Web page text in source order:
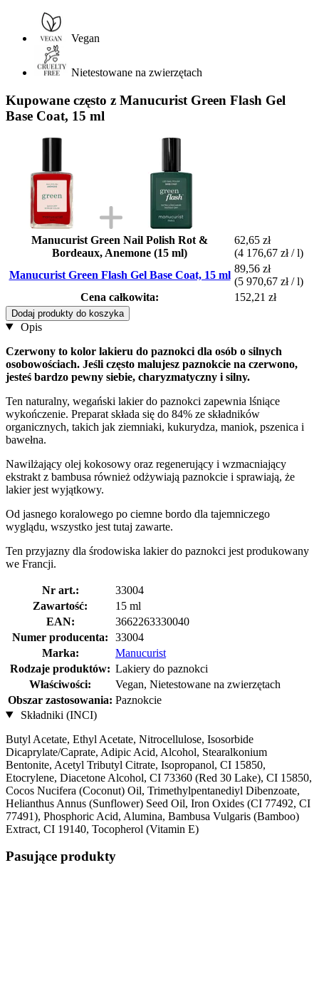
Vegan
Nietestowane na zwierzętach
Kupowane często z Manucurist Green Flash Gel
Base Coat, 15 ml
Manucurist Green Nail Polish Rot &
Bordeaux, Anemone (15 ml)
62,65 zł
(4 176,67 zł / l)
Manucurist Green Flash Gel Base Coat, 15 ml
89,56 zł
(5 970,67 zł / l)
Cena całkowita:
152,21 zł
Dodaj produkty do koszyka
Opis
Czerwony to kolor lakieru do paznokci dla osób o silnych
osobowościach. Jeśli często malujesz paznokcie na czerwono,
jesteś bardzo pewny siebie, charyzmatyczny i silny.
Ten naturalny, wegański lakier do paznokci zapewnia lśniące
wykończenie. Preparat składa się do 84% ze składników
organicznych, takich jak ziemniaki, kukurydza, maniok, pszenica i
bawełna.
Nawilżający olej kokosowy oraz regenerujący i wzmacniający
ekstrakt z bambusa również odżywiają paznokcie i sprawiają, że
lakier jest wyjątkowy.
Od jasnego koralowego po ciemne bordo dla tajemniczego
wyglądu, wszystko jest tutaj zawarte.
Ten przyjazny dla środowiska lakier do paznokci jest produkowany
we Francji.
Nr art.:
33004
Zawartość:
15 ml
EAN:
3662263330040
Numer producenta:
33004
Marka:
Manucurist
Rodzaje produktów: Lakiery do paznokci
Właściwości:
Vegan, Nietestowane na zwierzętach
Obszar zastosowania: Paznokcie
Składniki (INCI)
Butyl Acetate, Ethyl Acetate, Nitrocellulose, Isosorbide
Dicaprylate/Caprate, Adipic Acid, Alcohol, Stearalkonium
Bentonite, Acetyl Tributyl Citrate, Isopropanol, CI 15850,
Etocrylene, Diacetone Alcohol, CI 73360 (Red 30 Lake), CI 15850,
Cocos Nucifera (Coconut) Oil, Trimethylpentanediyl Dibenzoate,
Helianthus Annus (Sunflower) Seed Oil, Iron Oxides (CI 77492, CI
77491), Phosphoric Acid, Alumina, Bambusa Vulgaris (Bamboo)
Extract, CI 19140, Tocopherol (Vitamin E)
Pasujące produkty